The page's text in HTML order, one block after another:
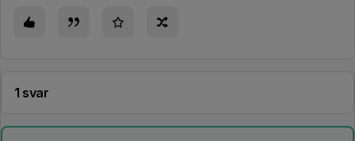
1 svar